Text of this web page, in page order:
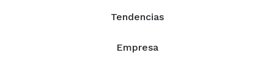
Tendencias
Empresa